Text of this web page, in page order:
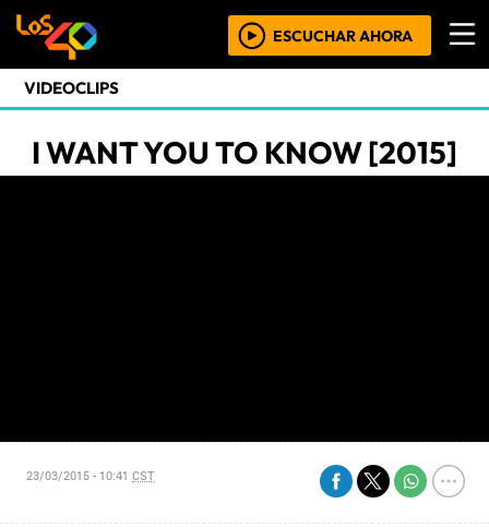
ESCUCHAR AHORA
VIDEOCLIPS
I WANT YOU TO KNOW [2015]
23/03/2015 - 10:41CST